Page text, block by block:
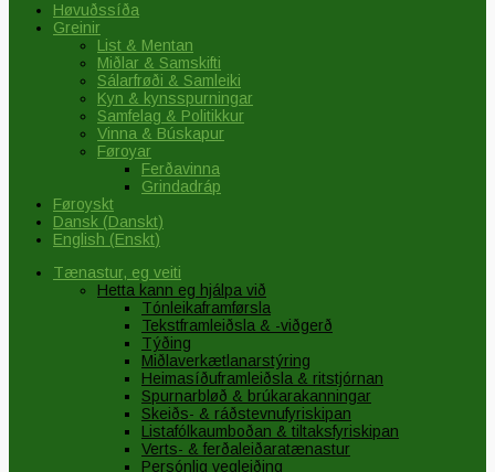
Høvuðssíða
Greinir
List & Mentan
Miðlar & Samskifti
Sálarfrøði & Samleiki
Kyn & kynsspurningar
Samfelag & Politikkur
Vinna & Búskapur
Føroyar
Ferðavinna
Grindadráp
Føroyskt
Dansk (Danskt)
English (Enskt)
Tænastur, eg veiti
Hetta kann eg hjálpa við
Tónleikaframførsla
Tekstframleiðsla & -viðgerð
Týðing
Miðlaverkætlanarstýring
Heimasíðuframleiðsla & ritstjórnan
Spurnarbløð & brúkarakanningar
Skeiðs- & ráðstevnufyriskipan
Listafólkaumboðan & tiltaksfyriskipan
Verts- & ferðaleiðaratænastur
Persónlig vegleiðing